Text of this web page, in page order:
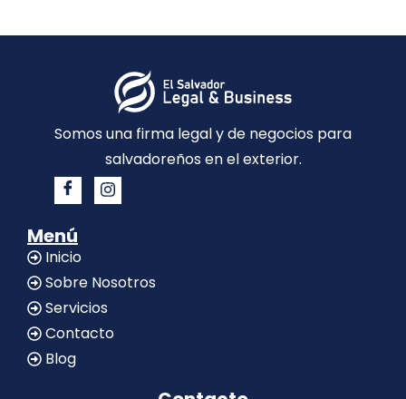
Somos una firma legal y de negocios para
salvadoreños en el exterior.
Menú
Inicio
Sobre Nosotros
Servicios
Contacto
Blog